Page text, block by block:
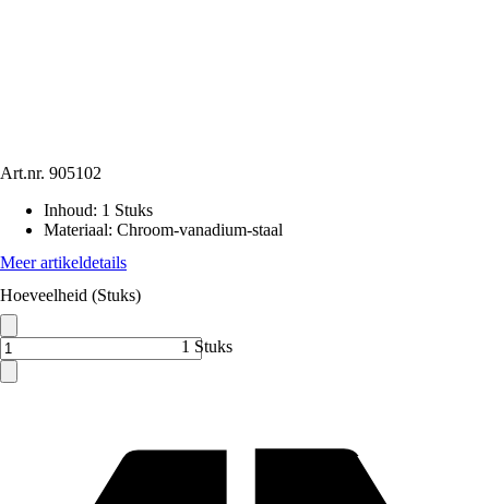
Art.nr. 905102
Inhoud: 1 Stuks
Materiaal: Chroom-vanadium-staal
Meer artikeldetails
Hoeveelheid (Stuks)
1 Stuks